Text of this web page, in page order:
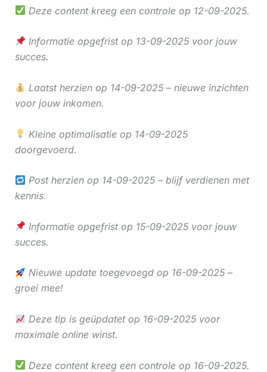
Deze content kreeg een controle op 12-09-2025.
Informatie opgefrist op 13-09-2025 voor jouw
succes.
Laatst herzien op 14-09-2025 – nieuwe inzichten
voor jouw inkomen.
Kleine optimalisatie op 14-09-2025
doorgevoerd.
Post herzien op 14-09-2025 – blijf verdienen met
kennis.
Informatie opgefrist op 15-09-2025 voor jouw
succes.
Nieuwe update toegevoegd op 16-09-2025 –
groei mee!
Deze tip is geüpdatet op 16-09-2025 voor
maximale online winst.
Deze content kreeg een controle op 16-09-2025.